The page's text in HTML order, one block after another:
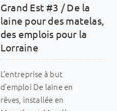
Grand Est #3 / De la
laine pour des matelas,
des emplois pour la
Lorraine
L’entreprise à but
d’emploi De laine en
rêves, installée en